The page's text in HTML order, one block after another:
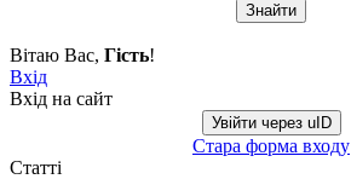
Вітаю Вас, Гість!
Вхід
Вхід на сайт
Увійти через uID
Стара форма входу
Статті